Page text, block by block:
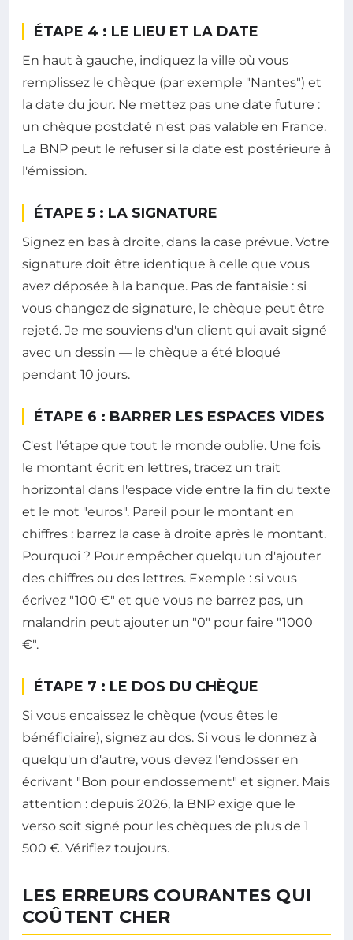
ÉTAPE 4 : LE LIEU ET LA DATE
En haut à gauche, indiquez la ville où vous
remplissez le chèque (par exemple "Nantes") et
la date du jour. Ne mettez pas une date future :
un chèque postdaté n'est pas valable en France.
La BNP peut le refuser si la date est postérieure à
l'émission.
ÉTAPE 5 : LA SIGNATURE
Signez en bas à droite, dans la case prévue. Votre
signature doit être identique à celle que vous
avez déposée à la banque. Pas de fantaisie : si
vous changez de signature, le chèque peut être
rejeté. Je me souviens d'un client qui avait signé
avec un dessin — le chèque a été bloqué
pendant 10 jours.
ÉTAPE 6 : BARRER LES ESPACES VIDES
C'est l'étape que tout le monde oublie. Une fois
le montant écrit en lettres, tracez un trait
horizontal dans l'espace vide entre la fin du texte
et le mot "euros". Pareil pour le montant en
chiffres : barrez la case à droite après le montant.
Pourquoi ? Pour empêcher quelqu'un d'ajouter
des chiffres ou des lettres. Exemple : si vous
écrivez "100 €" et que vous ne barrez pas, un
malandrin peut ajouter un "0" pour faire "1000
€".
ÉTAPE 7 : LE DOS DU CHÈQUE
Si vous encaissez le chèque (vous êtes le
bénéficiaire), signez au dos. Si vous le donnez à
quelqu'un d'autre, vous devez l'endosser en
écrivant "Bon pour endossement" et signer. Mais
attention : depuis 2026, la BNP exige que le
verso soit signé pour les chèques de plus de 1
500 €. Vérifiez toujours.
LES ERREURS COURANTES QUI
COÛTENT CHER